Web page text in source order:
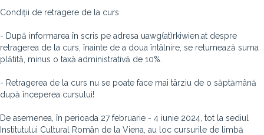
Condiții de retragere de la curs
- După informarea în scris pe adresa uawg(at)rkiwien.at despre
retragerea de la curs, înainte de a doua întâlnire, se returnează suma
plătită, minus o taxă administrativă de 10%.
- Retragerea de la curs nu se poate face mai târziu de o săptămână
după începerea cursului!
De asemenea, în perioada 27 februarie - 4 iunie 2024, tot la sediul
Institutului Cultural Român de la Viena, au loc cursurile de limbă